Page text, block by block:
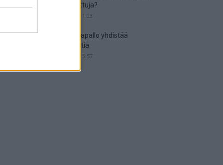
niin suosittuja?
05.05.2025 11:03
Miten jalkapallo yhdistää
kansakuntia
25.04.2025 15:57